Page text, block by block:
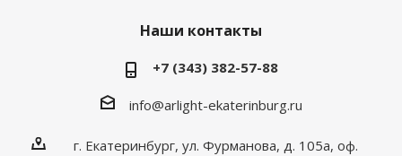
Наши контакты
+7 (343) 382-57-88
info@arlight-ekaterinburg.ru
г. Екатеринбург, ул. Фурманова, д. 105а, оф.